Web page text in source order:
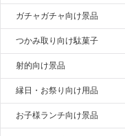
ガチャガチャ向け景品
つかみ取り向け駄菓子
射的向け景品
縁日・お祭り向け用品
お子様ランチ向け景品